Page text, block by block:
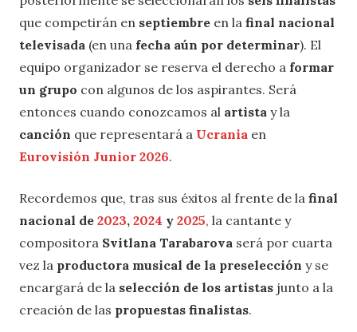
que competirán en septiembre en la final nacional
televisada (en una fecha aún por determinar). El
equipo organizador se reserva el derecho a formar
un grupo con algunos de los aspirantes. Será
entonces cuando conozcamos al artista y la
canción que representará a Ucrania en
Eurovisión Junior 2026.
Recordemos que, tras sus éxitos al frente de la final
nacional de 2023, 2024 y 2025, la cantante y
compositora Svitlana Tarabarova será por cuarta
vez la productora musical de la preselección y se
encargará de la selección de los artistas junto a la
creación de las propuestas finalistas.